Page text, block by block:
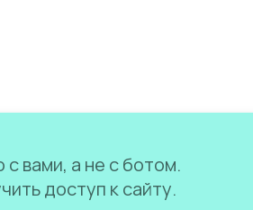
вами, а не с ботом.
доступ к сайту.